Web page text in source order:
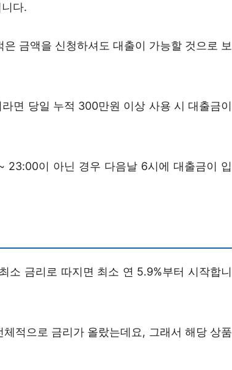
다.
금액을 신청하셔도 대출이 가능할 것으로 보
면 당일 누적 300만원 이상 사용 시 대출금이
23:00이 아닌 경우 다음날 6시에 대출금이 입
소 금리로 따지면 최소 연 5.9%부터 시작합니
적으로 금리가 올랐는데요, 그래서 해당 상품